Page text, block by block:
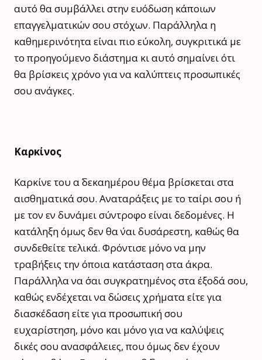
αυτό θα συμβάλλει στην ευόδωση κάποιων
επαγγελματικών σου στόχων. Παράλληλα η
καθημερινότητα είναι πιο εύκολη, συγκριτικά με
το προηγούμενο διάστημα κι αυτό σημαίνει ότι
θα βρίσκεις χρόνο για να καλύπτεις προσωπικές
σου ανάγκες.
Καρκίνος
Καρκίνε του α΄ δεκαημέρου θέμα βρίσκεται στα
αισθηματικά σου. Αναταράξεις με το ταίρι σου ή
με τον εν δυνάμει σύντροφο είναι δεδομένες. Η
κατάληξη όμως δεν θα ΄ναι δυσάρεστη, καθώς θα
συνδεθείτε τελικά. Φρόντισε μόνο να μην
τραβήξεις την όποια κατάσταση στα άκρα.
Παράλληλα να ΄σαι συγκρατημένος στα έξοδά σου,
καθώς ενδέχεται να δώσεις χρήματα είτε για
διασκέδαση είτε για προσωπική σου
ευχαρίστηση, μόνο και μόνο για να καλύψεις
δικές σου ανασφάλειες, που όμως δεν έχουν